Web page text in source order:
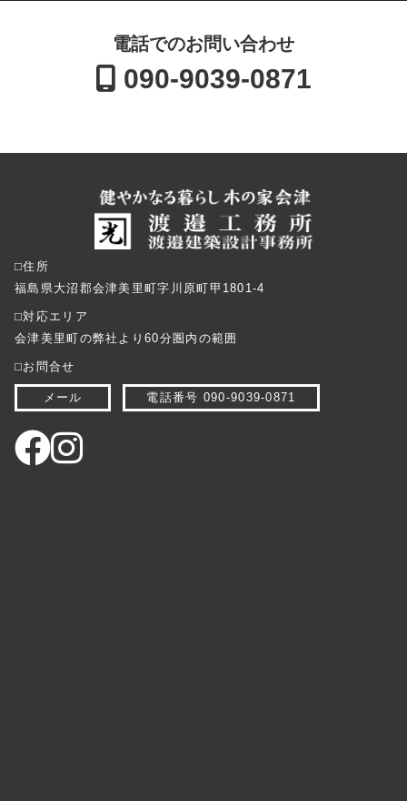
電話でのお問い合わせ
090-9039-0871
⬜︎住所
福島県大沼郡会津美里町字川原町甲1801-4
⬜︎対応エリア
会津美里町の弊社より60分圏内の範囲
⬜︎お問合せ
メール 電話番号 090-9039-0871